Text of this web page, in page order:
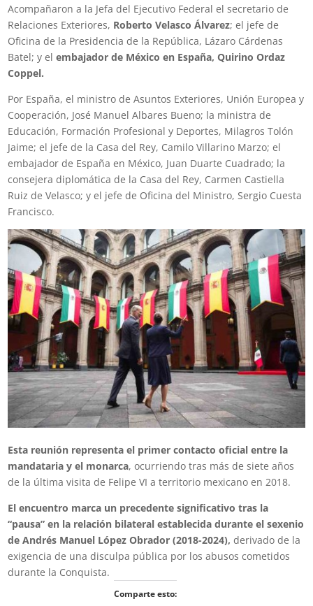
Acompañaron a la Jefa del Ejecutivo Federal el secretario de
Relaciones Exteriores, Roberto Velasco Álvarez; el jefe de
Oficina de la Presidencia de la República, Lázaro Cárdenas
Batel; y elembajador de México en España, Quirino Ordaz
Coppel.
Por España, el ministro de Asuntos Exteriores, Unión Europea y
Cooperación, José Manuel Albares Bueno; la ministra de
Educación, Formación Profesional y Deportes, Milagros Tolón
Jaime; el jefe de la Casa del Rey, Camilo Villarino Marzo; el
embajador de España en México, Juan Duarte Cuadrado; la
consejera diplomática de la Casa del Rey, Carmen Castiella
Ruiz de Velasco; y el jefe de Oficina del Ministro, Sergio Cuesta
Francisco.
Esta reunión representa el primer contacto oficial entre la
mandataria y el monarca, ocurriendo tras más de siete años
de la última visita de Felipe VI a territorio mexicano en 2018.
El encuentro marca un precedente significativo tras la
“pausa” en la relación bilateral establecida durante el sexenio
de Andrés Manuel López Obrador (2018-2024), derivado de la
exigencia de una disculpa pública por los abusos cometidos
durante la Conquista.
Comparte esto: